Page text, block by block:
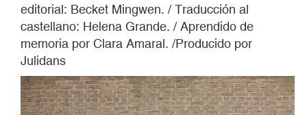
editorial: Becket Mingwen. / Traducción al
castellano: Helena Grande. / Aprendido de
memoria por Clara Amaral. /Producido por
Julidans